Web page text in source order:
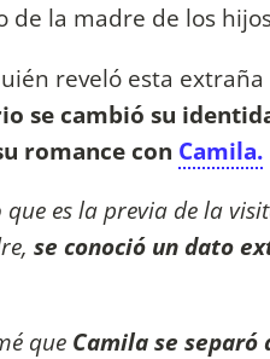
de la madre de los
reveló esta
se cambió su
romance con Camila.
es la previa de la
se conoció un dato
que Camila se separó